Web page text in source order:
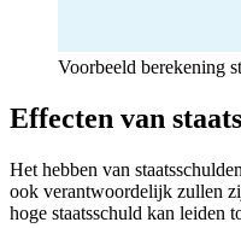
Voorbeeld berekening
Effecten van
Het hebben van
ook verantwoordelijk zullen
hoge staatsschuld kan leiden